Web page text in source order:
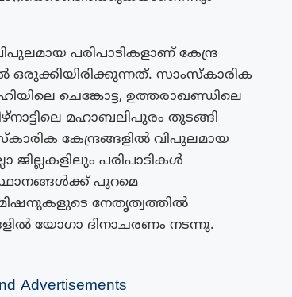
പരിപാടികളാണ് കേന്ദ്ര
സാംസ്കാരിക
ചെങ്കോട്ട, ഉത്തരാഖണ്ഡിലെ
മഹാബലിപുരം തുടങ്ങി
കേന്ദ്രങ്ങളിൽ വിപുലമായ
ജില്ലകളിലും പരിപാടികൾ
പുറമെ
നേതൃത്വത്തിൽ
യോഗാ ദിനാചരണം നടന്നു.